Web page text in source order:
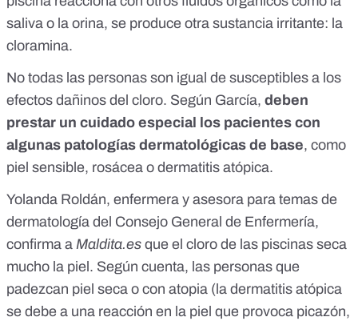
saliva o la orina, se produce otra sustancia irritante: la
cloramina.
No todas las personas son igual de susceptibles a los
efectos dañinos del cloro. Según García, deben
prestar un cuidado especial los pacientes con
algunas patologías dermatológicas de base, como
piel sensible, rosácea o dermatitis atópica.
Yolanda Roldán, enfermera y asesora para temas de
dermatología del Consejo General de Enfermería,
confirma a Maldita.es que el cloro de las piscinas seca
mucho la piel. Según cuenta, las personas que
padezcan piel seca o con atopia (la dermatitis atópica
se debe a una reacción en la piel que provoca picazón,